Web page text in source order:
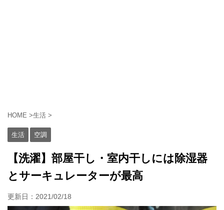
HOME >生活 >
生活 空調
【洗濯】部屋干し・室内干しには除湿器
とサーキュレーターが最高
更新日： 2021/02/18